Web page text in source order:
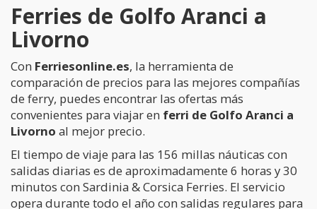
Ferries de Golfo Aranci a
Livorno
Con Ferriesonline.es, la herramienta de
comparación de precios para las mejores compañías
de ferry, puedes encontrar las ofertas más
convenientes para viajar en ferri de Golfo Aranci a
Livorno al mejor precio.
El tiempo de viaje para las 156 millas náuticas con
salidas diarias es de aproximadamente 6 horas y 30
minutos con Sardinia & Corsica Ferries. El servicio
opera durante todo el año con salidas regulares para